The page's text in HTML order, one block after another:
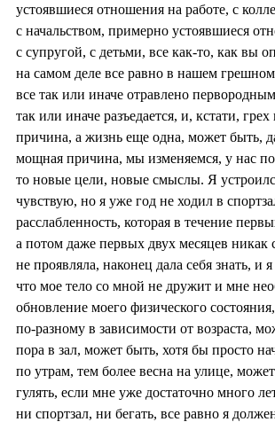
устоявшиеся отношения на работе, с
с начальством, примерно устоявшиеся
с супругой, с детьми, все как-то, как вы
на самом деле все равно в нашем
все так или иначе отравлено
так или иначе разъедается, и, кстати,
причина, а жизнь еще одна, может быть,
мощная причина, мы изменяемся, у нас
то новые цели, новые смыслы. Я
чувствую, но я уже год не ходил в
расслабленность, которая в течение
а потом даже первых двух месяцев никак
не проявляла, наконец дала себя знать, и
что мое тело со мной не дружит и мне
обновление моего физического
по-разному в зависимости от возраста,
пора в зал, может быть, хотя бы просто
по утрам, тем более весна на улице,
гулять, если мне уже достаточно много
ни спортзал, ни бегать, все равно я